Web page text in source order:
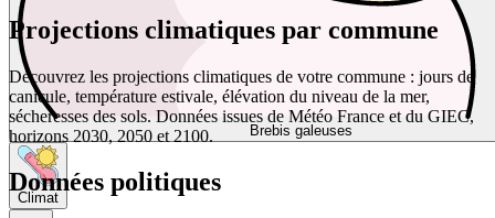
Brebis galeuses
Climat
Projections climatiques par commune
Découvrez les projections climatiques de votre commune : jours de
canicule, température estivale, élévation du niveau de la mer,
sécheresses des sols. Données issues de Météo France et du GIEC,
horizons 2030, 2050 et 2100.
Données politiques